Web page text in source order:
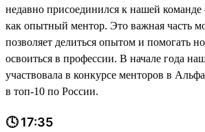
недавно присоединился к нашей
как опытный ментор. Это важная часть
позволяет делиться опытом и помогать
освоиться в профессии. В начале года
участвовала в конкурсе менторов в
в топ-10 по России.
🕓 17:35